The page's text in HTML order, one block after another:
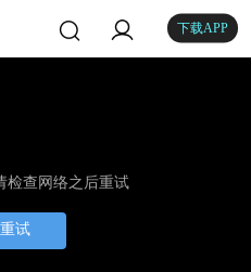
下载APP
检查网络之后重试
重试